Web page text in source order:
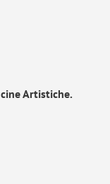
Artistiche.